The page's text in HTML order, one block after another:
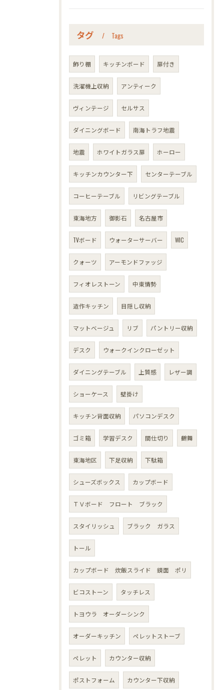
タグ Tags
飾り棚 キッチンボード 扉付き
洗濯機上収納 アンティーク
ヴィンテージ セルサス
ダイニングボード 南海トラフ地震
地震 ホワイトガラス扉 ホーロー
キッチンカウンター下 センターテーブル
コーヒーテーブル リビングテーブル
東海地方 御影石 名古屋市
TVボード ウォーターサーバー WIC
クォーツ アーモンドファッジ
フィオレストーン 中東情勢
造作キッチン 目隠し収納
マットベージュ リブ パントリー収納
デスク ウォークインクローゼット
ダイニングテーブル 上質感 レザー調
ショーケース 壁掛け
キッチン背面収納 パソコンデスク
ゴミ箱 学習デスク 間仕切り 鶴舞
東海地区 下足収納 下駄箱
シューズボックス カップボード
ＴＶボード フロート ブラック
スタイリッシュ ブラック ガラス
トール
カップボード 炊飯スライド 鏡面 ポリ
ビコストーン タッチレス
トヨウラ オーダーシンク
オーダーキッチン ペレットストーブ
ペレット カウンター収納
ポストフォーム カウンター下収納